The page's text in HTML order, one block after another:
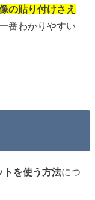
の貼り付けさえ
番わかりやすい
を使う方法につ